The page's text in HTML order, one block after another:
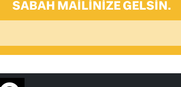
SABAH MAILINIZE GELSIN.